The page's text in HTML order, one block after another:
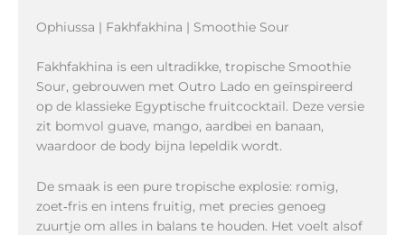
Ophiussa | Fakhfakhina | Smoothie Sour
Fakhfakhina is een ultradikke, tropische Smoothie
Sour, gebrouwen met Outro Lado en geïnspireerd
op de klassieke Egyptische fruitcocktail. Deze versie
zit bomvol guave, mango, aardbei en banaan,
waardoor de body bijna lepeldik wordt.
De smaak is een pure tropische explosie: romig,
zoet‑fris en intens fruitig, met precies genoeg
zuurtje om alles in balans te houden. Het voelt alsof